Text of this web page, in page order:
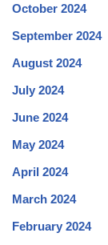
October 2024
September 2024
August 2024
July 2024
June 2024
May 2024
April 2024
March 2024
February 2024